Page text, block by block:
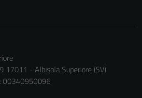
17011 - Albisola Superiore (SV)
00340950096